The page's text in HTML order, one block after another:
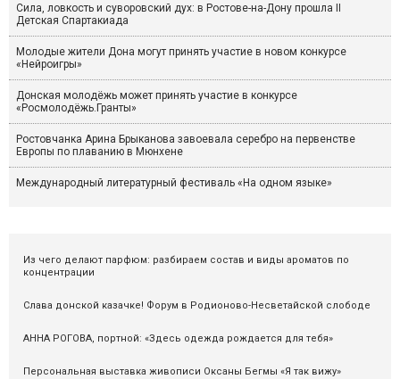
Сила, ловкость и суворовский дух: в Ростове-на-Дону прошла II
Детская Спартакиада
Молодые жители Дона могут принять участие в новом конкурсе
«Нейроигры»
Донская молодёжь может принять участие в конкурсе
«Росмолодёжь.Гранты»
Ростовчанка Арина Брыканова завоевала серебро на первенстве
Европы по плаванию в Мюнхене
Международный литературный фестиваль «На одном языке»
Из чего делают парфюм: разбираем состав и виды ароматов по
концентрации
Слава донской казачке! Форум в Родионово-Несветайской слободе
АННА РОГОВА, портной: «Здесь одежда рождается для тебя»
Персональная выставка живописи Оксаны Бегмы «Я так вижу»